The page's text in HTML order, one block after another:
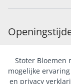
Service
Stoter Bloemen
mogelijke
en privacy